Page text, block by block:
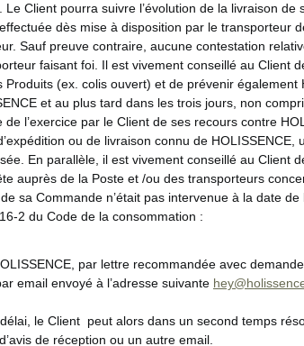
Client pourra suivre l’évolution de la livraison de
dès mise à disposition par le transporteur
Sauf preuve contraire, aucune contestation
faisant foi. Il est vivement conseillé au Client
(ex. colis ouvert) et de prévenir
et au plus tard dans les trois jours, non
l’exercice par le Client de ses recours contre
ou de livraison connu de
En parallèle, il est vivement conseillé au Client
auprès de la Poste et /ou des transporteurs
sa Commande n’était pas intervenue à la date
2 du Code de la consommation :
par lettre recommandée avec
email envoyé à l’adresse suivante
le Client peut alors dans un second temps
de réception ou un autre email.